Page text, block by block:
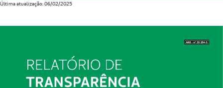
Última atualização: 06/02/2025